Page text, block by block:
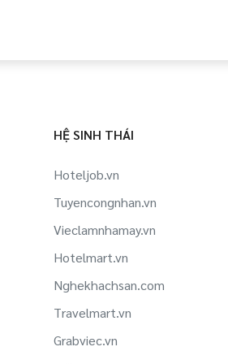
HỆ SINH THÁI
Hoteljob.vn
Tuyencongnhan.vn
Vieclamnhamay.vn
Hotelmart.vn
Nghekhachsan.com
Travelmart.vn
Grabviec.vn